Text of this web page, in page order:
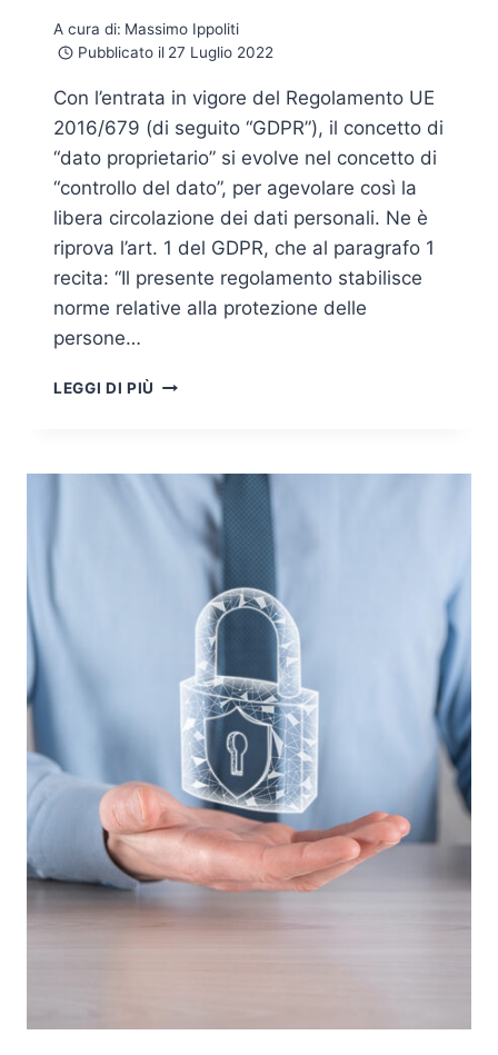
A cura di: Massimo Ippoliti
Pubblicato il 27 Luglio 2022
Con l’entrata in vigore del Regolamento UE
2016/679 (di seguito “GDPR”), il concetto di
“dato proprietario” si evolve nel concetto di
“controllo del dato”, per agevolare così la
libera circolazione dei dati personali. Ne è
riprova l’art. 1 del GDPR, che al paragrafo 1
recita: “Il presente regolamento stabilisce
norme relative alla protezione delle
persone…
LEGGI DI PIÙ
NEL
NUOVO
REGOLAMENTO
2016/679
PRIMA